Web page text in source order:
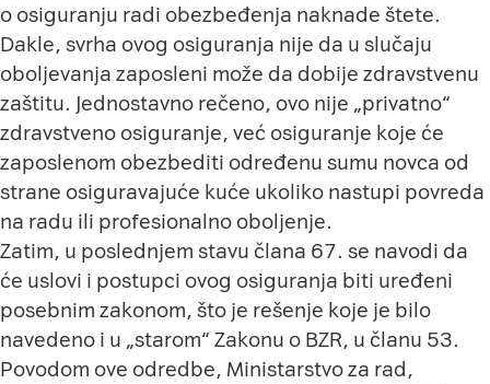
o osiguranju radi obezbeđenja naknade štete.
Dakle, svrha ovog osiguranja nije da u slučaju
oboljevanja zaposleni može da dobije zdravstvenu
zaštitu. Jednostavno rečeno, ovo nije „privatno“
zdravstveno osiguranje, već osiguranje koje će
zaposlenom obezbediti određenu sumu novca od
strane osiguravajuće kuće ukoliko nastupi povreda
na radu ili profesionalno oboljenje.
Zatim, u poslednjem stavu člana 67. se navodi da
će uslovi i postupci ovog osiguranja biti uređeni
posebnim zakonom, što je rešenje koje je bilo
navedeno i u „starom“ Zakonu o BZR, u članu 53.
Povodom ove odredbe, Ministarstvo za rad,